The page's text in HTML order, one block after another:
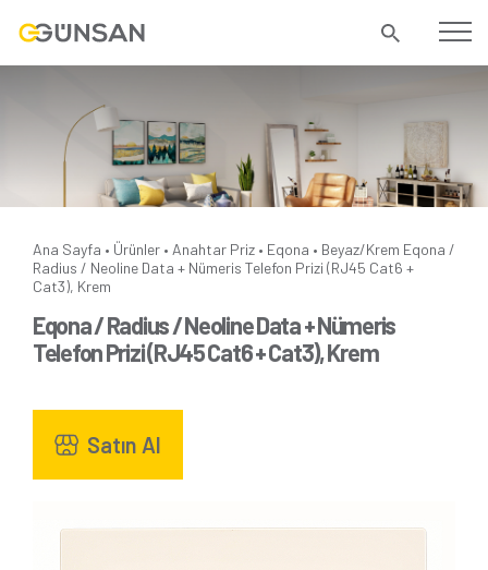
Ana Sayfa • Ürünler • Anahtar Priz • Eqona • Beyaz/Krem Eqona /
Radius / Neoline Data + Nümeris Telefon Prizi (RJ45 Cat6 +
Cat3), Krem
Eqona / Radius / Neoline Data + Nümeris
Telefon Prizi (RJ45 Cat6 + Cat3), Krem
Satın Al